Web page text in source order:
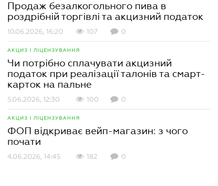
Продаж безалкогольного пива в
роздрібній торгівлі та акцизний податок
10.06.2026, 16:20 107 0
АКЦИЗ І ЛІЦЕНЗУВАННЯ
Чи потрібно сплачувати акцизний
податок при реалізації талонів та смарт-
карток на пальне
5.06.2026, 12:30 100 0
АКЦИЗ І ЛІЦЕНЗУВАННЯ
ФОП відкриває вейп-магазин: з чого
почати
4.06.2026, 14:45 182 0